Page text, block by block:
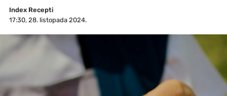
Index Recepti
17:30, 28. listopada 2024.